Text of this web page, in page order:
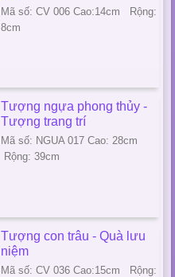
Mã số: CV 006 Cao:14cm Rộng:
8cm
Tượng ngựa phong thủy -
Tượng trang trí
Mã số: NGUA 017 Cao: 28cm
Rộng: 39cm
Tượng con trâu - Quà lưu
niệm
Mã số: CV 036 Cao:15cm Rộng: